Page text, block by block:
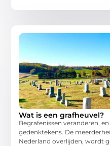
Wat is een grafheuvel?
Begrafenissen veranderen,
gedenktekens. De
Nederland overlijden, wordt